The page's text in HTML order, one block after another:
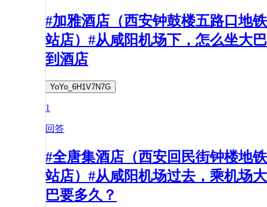
#加雅酒店（西安钟鼓楼五路口地铁
站店）#从咸阳机场下，怎么坐大巴
到酒店
YoYo_6H1V7N7G
1
回答
#全唐集酒店（西安回民街钟楼地铁
站店）#从咸阳机场过去，乘机场大
巴要多久？